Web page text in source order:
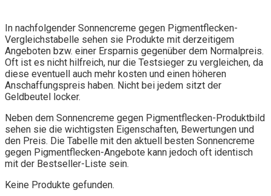
In nachfolgender Sonnencreme gegen Pigmentflecken-
Vergleichstabelle sehen sie Produkte mit derzeitigem
Angeboten bzw. einer Ersparnis gegenüber dem Normalpreis.
Oft ist es nicht hilfreich, nur die Testsieger zu vergleichen, da
diese eventuell auch mehr kosten und einen höheren
Anschaffungspreis haben. Nicht bei jedem sitzt der
Geldbeutel locker.
Neben dem Sonnencreme gegen Pigmentflecken-Produktbild
sehen sie die wichtigsten Eigenschaften, Bewertungen und
den Preis. Die Tabelle mit den aktuell besten Sonnencreme
gegen Pigmentflecken-Angebote kann jedoch oft identisch
mit der Bestseller-Liste sein.
Keine Produkte gefunden.